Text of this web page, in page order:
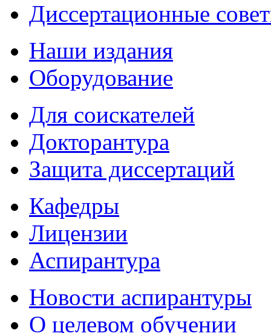
Диссертационные
Наши издания
Оборудование
Для соискателей
Докторантура
Защита диссертаций
Кафедры
Лицензии
Аспирантура
Новости аспирантуры
О целевом обучении